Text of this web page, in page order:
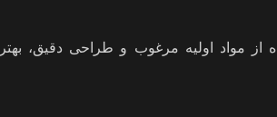
از مواد اولیه مرغوب و طراحی دقیق،